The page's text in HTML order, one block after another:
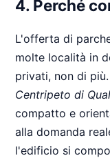
4. Perché
L'offerta di
molte località in
privati, non di
Centripeto di
compatto e
alla domanda
l'edificio si